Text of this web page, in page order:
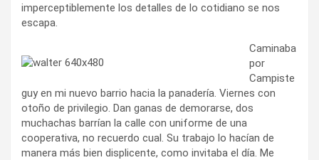
imperceptiblemente los detalles de lo cotidiano se nos
escapa.
Caminaba
por
Campiste
guy en mi nuevo barrio hacia la panadería. Viernes con
otoño de privilegio. Dan ganas de demorarse, dos
muchachas barrían la calle con uniforme de una
cooperativa, no recuerdo cual. Su trabajo lo hacían de
manera más bien displicente, como invitaba el día. Me